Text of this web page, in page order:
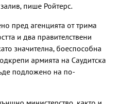
пише Ройтерс.
пред агенцията от трима
и два правителствени
значителна, боеспособна
армията на Саудитска
подложено на по-